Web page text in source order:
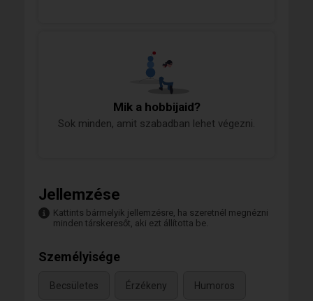
Mik a hobbijaid?
Sok minden, amit szabadban lehet végezni.
Jellemzése
Kattints bármelyik jellemzésre, ha szeretnél megnézni
minden társkeresőt, aki ezt állította be.
Személyisége
Becsületes Érzékeny Humoros